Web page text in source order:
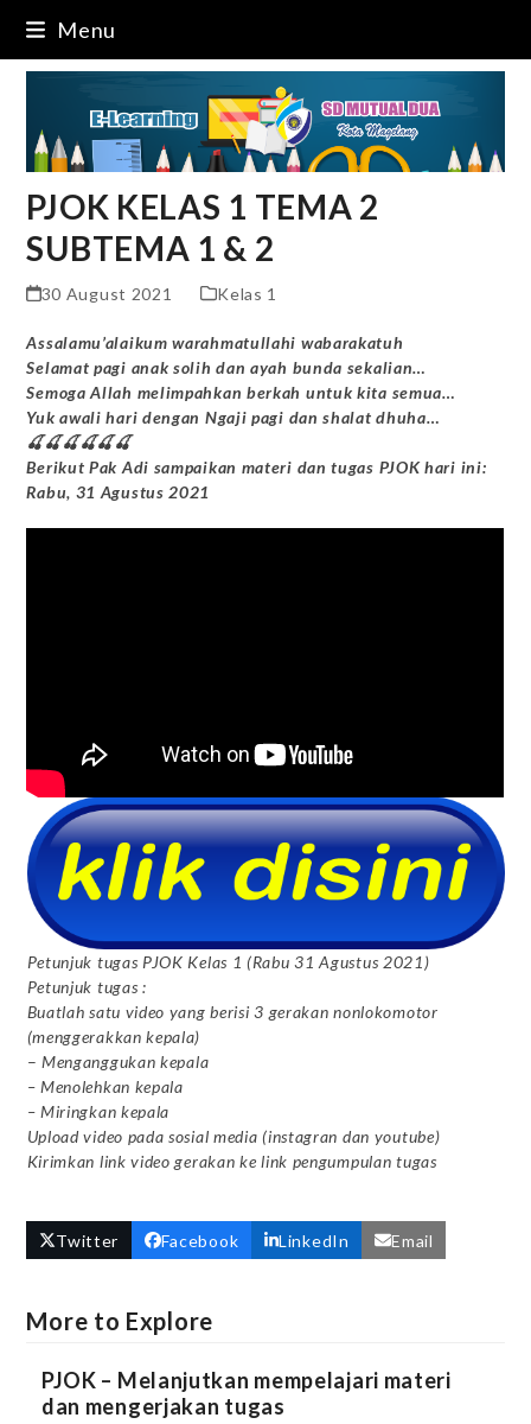
content
Menu
PJOK KELAS 1 TEMA 2
SUBTEMA 1 & 2
30 August 2021 Kelas 1
Assalamu’alaikum warahmatullahi wabarakatuh
Selamat pagi anak solih dan ayah bunda sekalian…
Semoga Allah melimpahkan berkah untuk kita semua…
Yuk awali hari dengan Ngaji pagi dan shalat dhuha…
🍒🍒🍒🍒🍒🍒
Berikut Pak Adi sampaikan materi dan tugas PJOK hari ini:
Rabu, 31 Agustus 2021
Petunjuk tugas PJOK Kelas 1 (Rabu 31 Agustus 2021)
Petunjuk tugas :
Buatlah satu video yang berisi 3 gerakan nonlokomotor
(menggerakkan kepala)
– Menganggukan kepala
– Menolehkan kepala
– Miringkan kepala
Upload video pada sosial media (instagran dan youtube)
Kirimkan link video gerakan ke link pengumpulan tugas
Twitter Facebook LinkedIn Email
More to Explore
PJOK – Melanjutkan mempelajari materi
dan mengerjakan tugas